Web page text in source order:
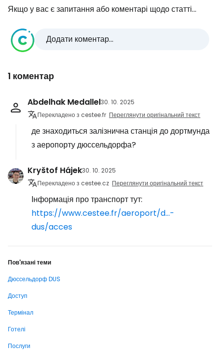
Якщо у вас є запитання або коментарі щодо статті...
Додати коментар...
1 коментар
Abdelhak Medallel30. 10. 2025
Перекладено з cestee.fr Переглянути оригінальний текст
де знаходиться залізнична станція до дортмунда
з аеропорту дюссельдорфа?
Kryštof Hájek30. 10. 2025
Перекладено з cestee.cz Переглянути оригінальний текст
Інформація про транспорт тут:
https://www.cestee.fr/aeroport/d...-
dus/acces
Пов'язані теми
Дюссельдорф DUS
Доступ
Термінал
Готелі
Послуги